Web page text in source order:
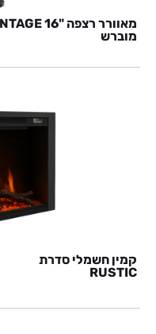
מוברש
קמין חשמלי סדרת
RUSTIC